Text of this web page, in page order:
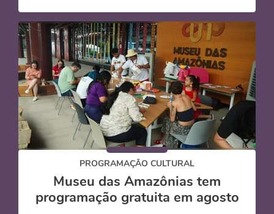
PROGRAMAÇÃO CULTURAL
Museu das Amazônias tem
programação gratuita em agosto